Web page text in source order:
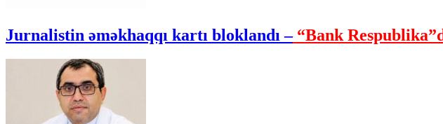
Jurnalistin əməkhaqqı kartı bloklandı –“Bank